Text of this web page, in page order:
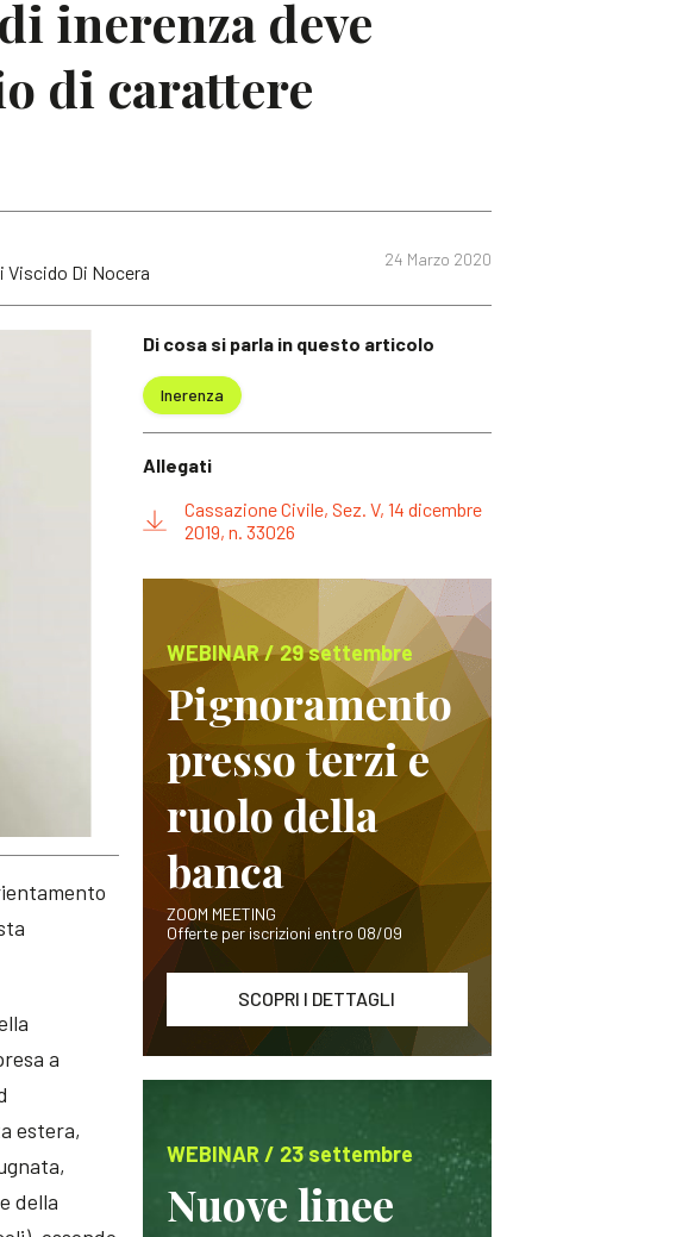
inerenza deve
di carattere
24 Marzo 2020
Viscido Di Nocera
a
estera,
della
Di cosa si parla in questo articolo
Inerenza
Allegati
Cassazione Civile, Sez. V, 14 dicembre
2019, n. 33026
WEBINAR / 29 settembre
Pignoramento
presso terzi e
ruolo della
banca
ZOOM MEETING
Offerte per iscrizioni entro 08/09
SCOPRI I DETTAGLI
WEBINAR / 23 settembre
Nuove linee